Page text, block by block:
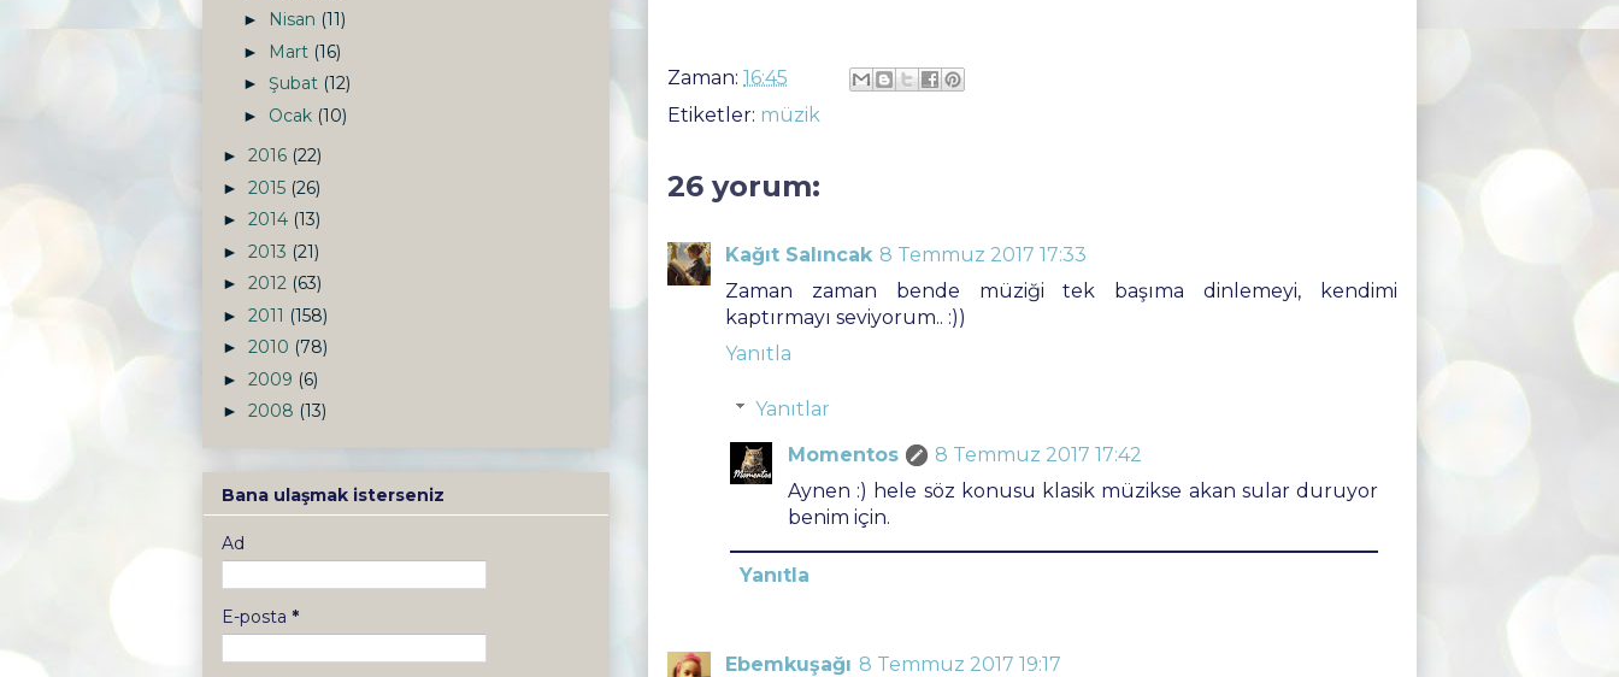
Zaman: 16:45
Etiketler: müzik
26 yorum:
Kağıt Salıncak 8 Temmuz 2017 17:33
Zaman zaman bende müziği tek başıma dinlemeyi, kendimi
kaptırmayı seviyorum.. :))
Yanıtla
Yanıtlar
Momentos
8 Temmuz 2017 17:42
Aynen :) hele söz konusu klasik müzikse akan sular duruyor
benim için.
Yanıtla
Ebemkuşağı 8 Temmuz 2017 19:17
► Nisan (11)
► Mart (16)
► Şubat (12)
► Ocak (10)
► 2016 (22)
► 2015 (26)
► 2014 (13)
► 2013 (21)
► 2012 (63)
► 2011 (158)
► 2010 (78)
► 2009 (6)
► 2008 (13)
Bana ulaşmak isterseniz
Ad
E-posta *